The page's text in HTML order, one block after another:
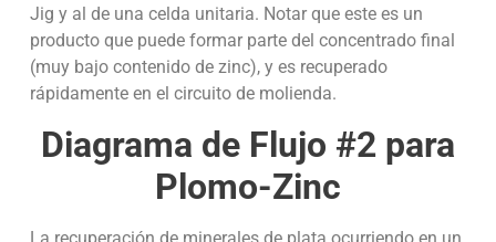
Jig y al de una celda unitaria. Notar que este es un
producto que puede formar parte del concentrado final
(muy bajo contenido de zinc), y es recuperado
rápidamente en el circuito de molienda.
Diagrama de Flujo #2 para
Plomo-Zinc